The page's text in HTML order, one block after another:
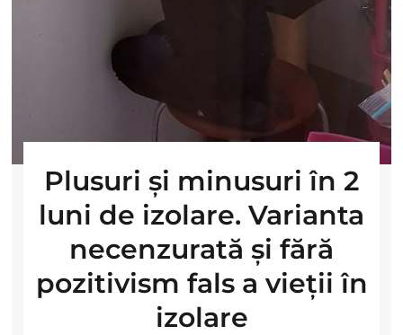
Plusuri şi minusuri în 2
luni de izolare. Varianta
necenzurată şi fără
pozitivism fals a vieţii în
izolare